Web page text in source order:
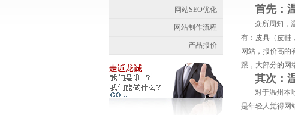
网站SEO优化
网站制作流程
产品报价
首先：
众所周知，
有：皮具（皮鞋
网站，报价高的
跟，大部分的网
其次：
对于温州本
是年轻人觉得网